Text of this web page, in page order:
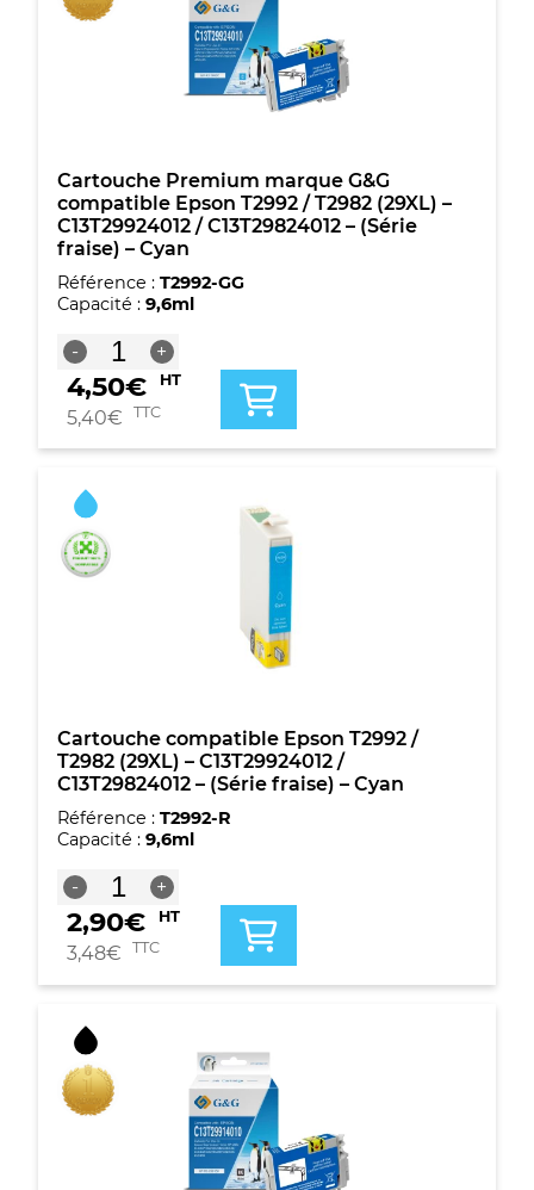
C13T29934012
C13T29834012
Magenta
Cartouche Premium marque G&G
compatible Epson T2992 / T2982 (29XL) –
C13T29924012 / C13T29824012 – (Série
fraise) – Cyan
Référence : T2992-GG
Capacité : 9,6ml
-
quantité
de
Cartouche
Premium
G&G
Epson
T2992
/
T2982
(Série
fraise)
-
Cyan
+
4,50€ HT
5,40€ TTC
Cartouche compatible Epson T2992 /
T2982 (29XL) – C13T29924012 /
C13T29824012 – (Série fraise) – Cyan
Référence : T2992-R
Capacité : 9,6ml
-
quantité
de
Cartouche
compatible
T2992
T2982
(29XL)
-
C13T29924012
C13T29824012
+
2,90€ HT
3,48€ TTC